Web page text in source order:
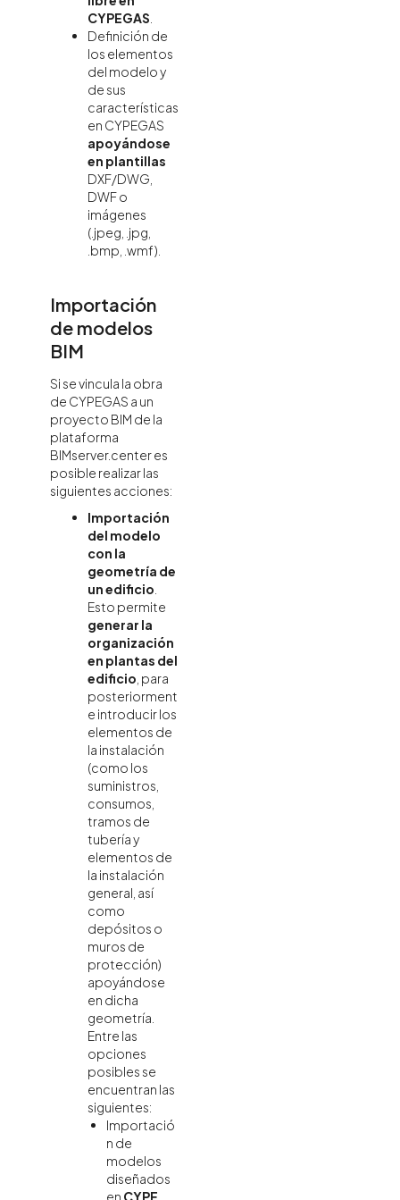
CYPEGAS
Definición de
los elementos
del modelo y
de sus
características
en CYPEGAS
apoyándose
en plantillas
DXF/DWG,
DWF o
imágenes
(.jpeg, .jpg,
.bmp, .wmf).
Importación
de modelos
BIM
Si se vincula la obra
de CYPEGAS a un
proyecto BIM de la
plataforma
BIMserver.center es
posible realizar las
siguientes acciones:
Importación
del modelo
con la
geometría de
un edificio
Esto permite
generar la
organización
en plantas del
edificio , para
posteriorment
e introducir los
elementos de
la instalación
(como los
suministros,
consumos,
tramos de
tubería y
elementos de
la instalación
general, así
como
depósitos o
muros de
protección)
apoyándose
en dicha
geometría.
Entre las
opciones
posibles se
encuentran las
siguientes:
Importació
n de
modelos
diseñados
en CYPE